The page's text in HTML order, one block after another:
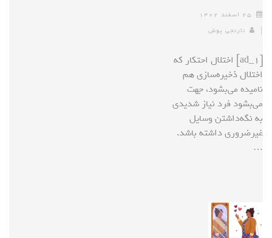
۲۵ اسفند ۱۴۰۲
نارنجی پوش
[ad_1] اختلال احتکار که
اختلال ذخیره‌سازی هم
نامیده می‌بشود، جهت
می‌بشود فرد نیاز شدیدی
به نگه‌داشتن وسایل
غیرضروری داشته باشد.
…